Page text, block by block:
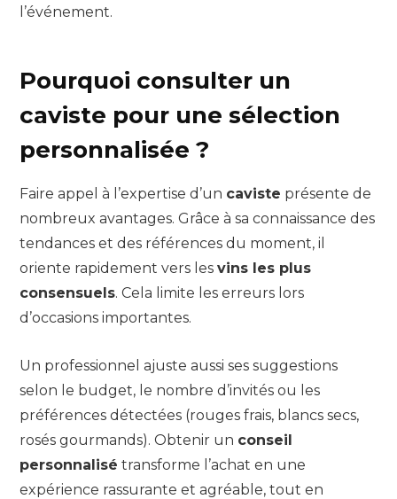
l’événement.
Pourquoi consulter un
caviste pour une sélection
personnalisée ?
Faire appel à l’expertise d’un caviste présente de
nombreux avantages. Grâce à sa connaissance des
tendances et des références du moment, il
oriente rapidement vers les vins les plus
consensuels. Cela limite les erreurs lors
d’occasions importantes.
Un professionnel ajuste aussi ses suggestions
selon le budget, le nombre d’invités ou les
préférences détectées (rouges frais, blancs secs,
rosés gourmands). Obtenir un conseil
personnalisé transforme l’achat en une
expérience rassurante et agréable, tout en